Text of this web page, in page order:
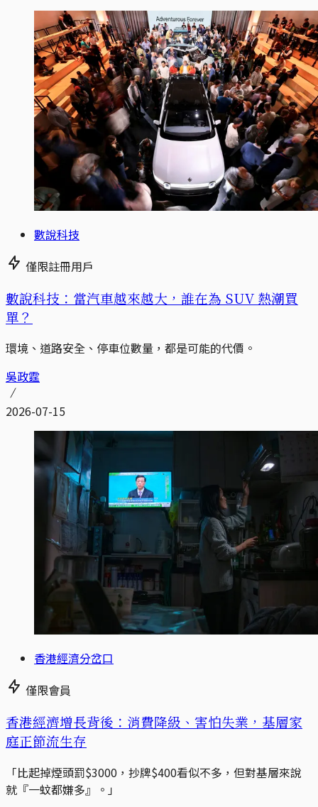
數說科技
僅限註冊用戶
數說科技：當汽車越來越大，誰在為 SUV 熱潮買
單？
環境、道路安全、停車位數量，都是可能的代價。
吳政霆
2026-07-15
香港經濟分岔口
僅限會員
香港經濟增長背後：消費降級、害怕失業，基層家
庭正節流生存
「比起掉煙頭罰$3000，抄牌$400看似不多，但對基層來說
就『一蚊都嫌多』。」